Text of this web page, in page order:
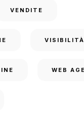
VENDITE
VISIBILITÀ
WEB